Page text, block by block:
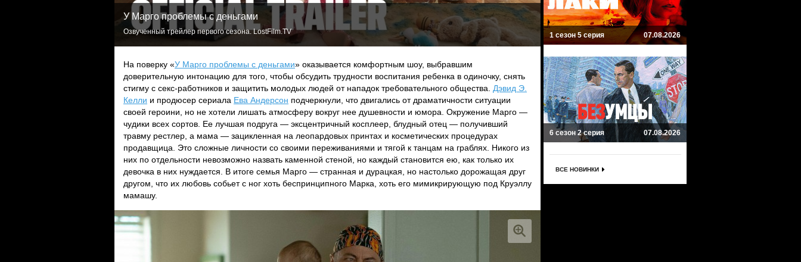
У Марго проблемы с деньгами
Озвученный трейлер первого сезона. LostFilm.TV
На поверку «У Марго проблемы с деньгами» оказывается комфортным шоу, выбравшим
доверительную интонацию для того, чтобы обсудить трудности воспитания ребенка в одиночку, снять
стигму с секс-работников и защитить молодых людей от нападок требовательного общества. Дэвид Э.
Келли и продюсер сериала Ева Андерсон подчеркнули, что двигались от драматичности ситуации
своей героини, но не хотели лишать атмосферу вокруг нее душевности и юмора. Окружение Марго —
чудики всех сортов. Ее лучшая подруга — эксцентричный косплеер, блудный отец — получивший
травму рестлер, а мама — зацикленная на леопардовых принтах и косметических процедурах
продавщица. Это сложные личности со своими переживаниями и тягой к танцам на граблях. Никого из
них по отдельности невозможно назвать каменной стеной, но каждый становится ею, как только их
девочка в них нуждается. В итоге семья Марго — странная и дурацкая, но настолько дорожащая друг
другом, что их любовь собьет с ног хоть беспринципного Марка, хоть его мимикрирующую под Круэллу
мамашу.
1 сезон 5 серия 07.08.2026
6 сезон 2 серия 07.08.2026
ВСЕ НОВИНКИ